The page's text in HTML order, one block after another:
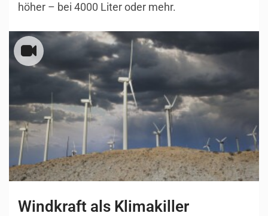
höher – bei 4000 Liter oder mehr.
Windkraft als Klimakiller